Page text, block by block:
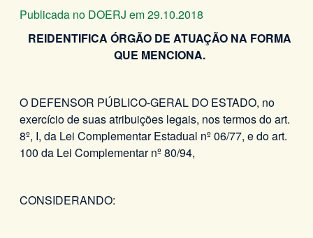
Publicada no DOERJ em 29.10.2018
REIDENTIFICA ÓRGÃO DE ATUAÇÃO NA FORMA
QUE MENCIONA.
O DEFENSOR PÚBLICO-GERAL DO ESTADO, no
exercício de suas atribuições legais, nos termos do art.
8º, I, da Lei Complementar Estadual nº 06/77, e do art.
100 da Lei Complementar nº 80/94,
CONSIDERANDO: